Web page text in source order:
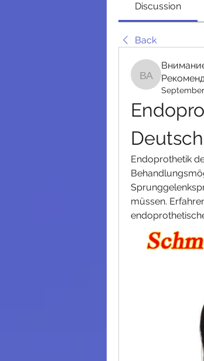
Discussion
Back
Внимание!
Endoprothetik
müssen.